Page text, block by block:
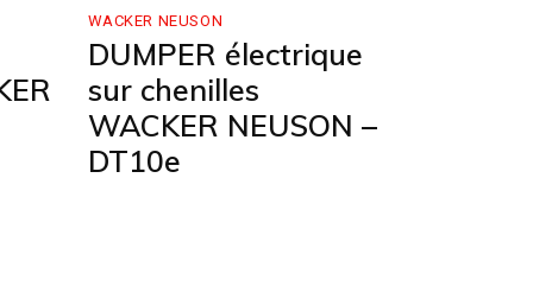
WACKER NEUSON
DUMPER électrique
sur chenilles
WACKER NEUSON –
DT10e